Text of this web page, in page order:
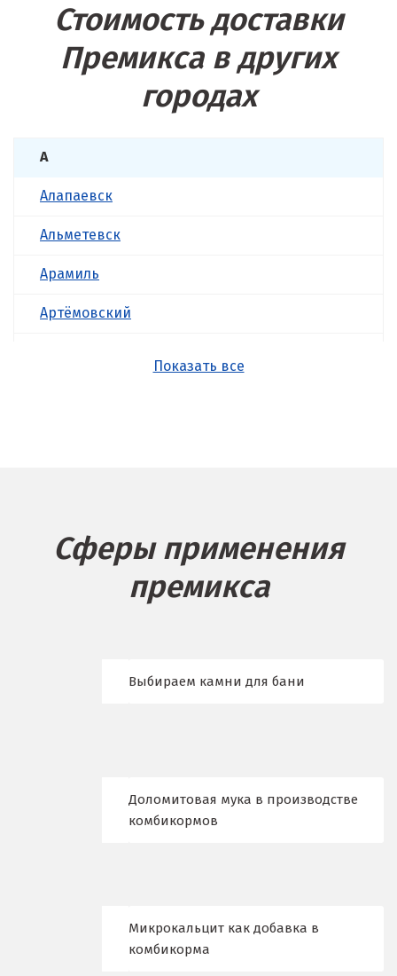
Стоимость доставки
Премикса в других
городах
А
Алапаевск
Альметевск
Арамиль
Артёмовский
Берёзовский
Верхняя Пышма
Показать все
Сферы применения
премикса
Выбираем камни для бани
Доломитовая мука в производстве
комбикормов
Микрокальцит как добавка в
комбикорма